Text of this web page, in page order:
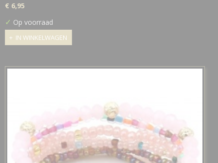
€ 6,95
✓ Op voorraad
IN WINKELWAGEN